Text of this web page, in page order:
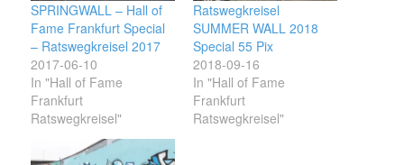
SPRINGWALL – Hall of
Fame Frankfurt Special
– Ratswegkreisel 2017
2017-06-10
In "Hall of Fame
Frankfurt
Ratswegkreisel"
Ratswegkreisel
SUMMER WALL 2018
Special 55 Pix
2018-09-16
In "Hall of Fame
Frankfurt
Ratswegkreisel"